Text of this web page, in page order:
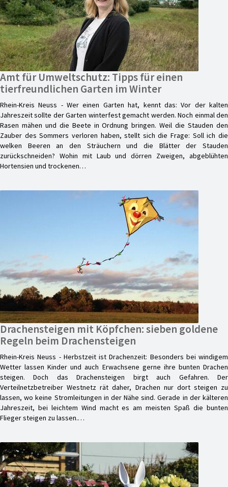
Amt für Umweltschutz: Tipps für einen
tierfreundlichen Garten im Winter
Rhein-Kreis Neuss - Wer einen Garten hat, kennt das: Vor der kalten
Jahreszeit sollte der Garten winterfest gemacht werden. Noch einmal den
Rasen mähen und die Beete in Ordnung bringen. Weil die Stauden den
Zauber des Sommers verloren haben, stellt sich die Frage: Soll ich die
welken Beeren an den Sträuchern und die Blätter der Stauden
zurückschneiden? Wohin mit Laub und dörren Zweigen, abgeblühten
Hortensien und trockenen…
Drachensteigen mit Köpfchen: sieben goldene
Regeln beim Drachensteigen
Rhein-Kreis Neuss - Herbstzeit ist Drachenzeit: Besonders bei windigem
Wetter lassen Kinder und auch Erwachsene gerne ihre bunten Drachen
steigen. Doch das Drachensteigen birgt auch Gefahren. Der
Verteilnetzbetreiber Westnetz rät daher, Drachen nur dort steigen zu
lassen, wo keine Stromleitungen in der Nähe sind. Gerade in der kälteren
Jahreszeit, bei leichtem Wind macht es am meisten Spaß die bunten
Flieger steigen zu lassen.…